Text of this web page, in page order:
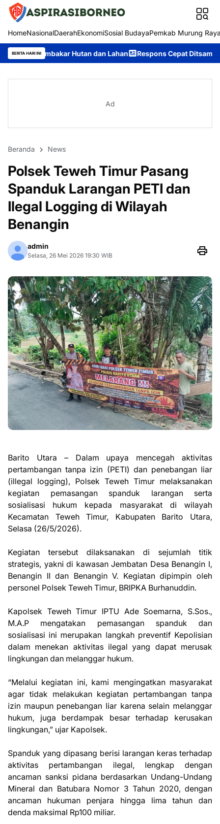
HomeNasionalDaerahEkonomiSosial BudayaPemkab Murung
BERITA HARI INI
Hutan dan Lahan Respons Cepat Ditsamapta Polda Kalteng
Ad
Beranda News
Polsek Teweh Timur Pasang
Spanduk Larangan PETI dan
Ilegal Logging di Wilayah
Benangin
admin
Selasa, 26 Mei 2026 19:30 WIB
Barito Utara – Dalam upaya mencegah aktivitas
pertambangan tanpa izin (PETI) dan penebangan liar
(illegal logging), Polsek Teweh Timur melaksanakan
kegiatan pemasangan spanduk larangan serta
sosialisasi hukum kepada masyarakat di wilayah
Kecamatan Teweh Timur, Kabupaten Barito Utara,
Selasa (26/5/2026).
Kegiatan tersebut dilaksanakan di sejumlah titik
strategis, yakni di kawasan Jembatan Desa Benangin I,
Benangin II dan Benangin V. Kegiatan dipimpin oleh
personel Polsek Teweh Timur, BRIPKA Burhanuddin.
Kapolsek Teweh Timur IPTU Ade Soemarna, S.Sos.,
M.A.P mengatakan pemasangan spanduk dan
sosialisasi ini merupakan langkah preventif Kepolisian
dalam menekan aktivitas ilegal yang dapat merusak
lingkungan dan melanggar hukum.
“Melalui kegiatan ini, kami mengingatkan masyarakat
agar tidak melakukan kegiatan pertambangan tanpa
izin maupun penebangan liar karena selain melanggar
hukum, juga berdampak besar terhadap kerusakan
lingkungan,” ujar Kapolsek.
Spanduk yang dipasang berisi larangan keras terhadap
aktivitas pertambangan ilegal, lengkap dengan
ancaman sanksi pidana berdasarkan Undang-Undang
Mineral dan Batubara Nomor 3 Tahun 2020, dengan
ancaman hukuman penjara hingga lima tahun dan
denda maksimal Rp100 miliar.